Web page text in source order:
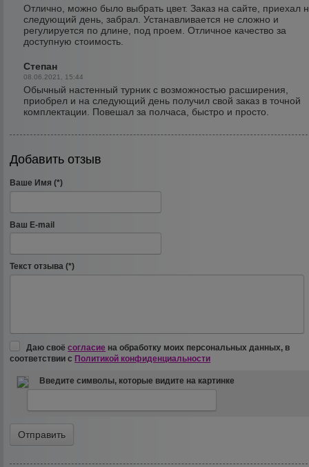
Отлично, можно было выбрать цвет. Заказ на сайте, приехал
следующий день, забрал. Устанавливается не сложно и
регулируется по длине, под проем. Отличное качество за
доступную стоимость.
Степан
08.06.2021, 15:44
Обычный настенный турник с возможностью расширения,
приобрел и на следующий день получил свой заказ в точной
комплектации. Повешал за полчаса, быстро и просто.
Добавить отзыв
Ваше Имя (*)
Ваш E-mail
Текст отзыва (*)
Даю своёсогласие на обработку моих персональных данных, в
соответствии с Политикой конфиденциальности
Введите символы, которые видите на картинке